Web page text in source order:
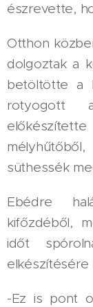
észrevette,
Otthon
dolgoztak a
betöltötte a
rotyogott
süthessék
Ebédre
kifőzdéből,
időt
elkészítésére
-Ez is pont